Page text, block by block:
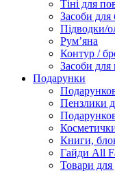
Тіні для
Засоби для
Підводки/
Румʼяна
Контур /
Засоби для
Подарунки
Пензлики
Книги,
Гайди All
Товари для